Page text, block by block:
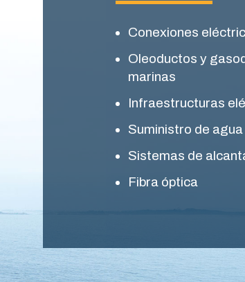
Conexiones
Oleoductos y
marinas
Infraestructuras
Suministro de
Sistemas de
Fibra óptica